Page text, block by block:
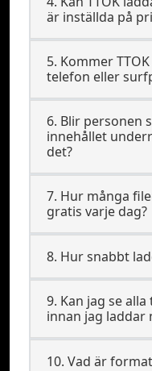
är inställda på
5. Kommer
telefon eller
6. Blir personen
innehållet
det?
7. Hur många
gratis varje dag?
8. Hur snabbt
9. Kan jag se
innan jag laddar
10. Vad är